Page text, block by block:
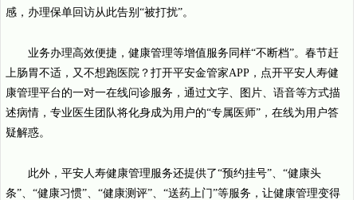
感，办理保单回访从此告别“被打扰”。
业务办理高效便捷，健康管理等增值服务同样“不断档”。春节赶
上肠胃不适，又不想跑医院？打开平安金管家APP，点开平安人寿健
康管理平台的一对一在线问诊服务，通过文字、图片、语音等方式描
述病情，专业医生团队将化身成为用户的“专属医师”，在线为用户答
疑解惑。
此外，平安人寿健康管理服务还提供了“预约挂号”、“健康头
条”、“健康习惯”、“健康测评”、“送药上门”等服务，让健康管理变得